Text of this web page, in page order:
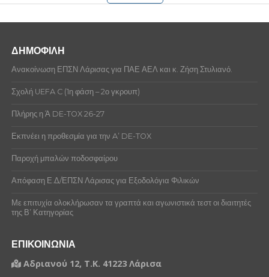
ΔΗΜΟΦΙΛΗ
Ανακοίνωση ΕΠΣΝ Λάρισας για ΠΑΕ ΑΕΛ και κ. Ζήση Στυλιανό.
Σχολή UEFA C (1η φάση – 2ο γκρουπ)
Πλήρης η Ά DE-TOX 26-27
Εκπνέει η προθεσμία για την A’ DE-TOX
Παροχή μπαλών ποδοσφαίρου
Απόφαση Ε.Δ/ΕΠΣΝ Λάρισας για Εξοδολόγια Φιλικών
Με επιτυχία ολοκλήρωσαν τα γραπτά και αγωνιστικά τεστ οι διαιτητές
της Β’ Κατηγορίας
ΕΠΙΚΟΙΝΩΝΙΑ
Αδριανού 12, Τ.Κ. 41223 Λάρισα